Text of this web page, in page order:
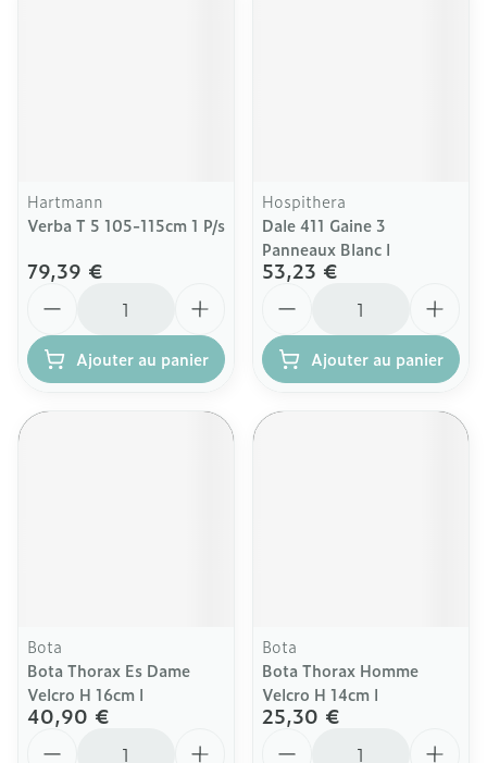
Hartmann
Verba T 5 105-115cm 1 P/s
79,39 €
Ajouter au panier
Hospithera
Dale 411 Gaine 3
Panneaux Blanc l
53,23 €
Ajouter au panier
Bota
Bota Thorax Es Dame
Velcro H 16cm l
40,90 €
Bota
Bota Thorax Homme
Velcro H 14cm l
25,30 €